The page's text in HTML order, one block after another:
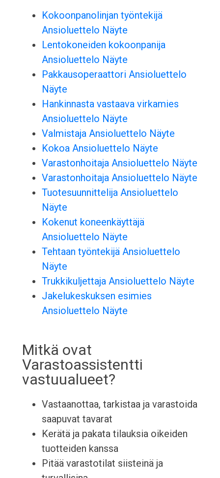
Kokoonpanolinjan työntekijä
Ansioluettelo Näyte
Lentokoneiden kokoonpanija
Ansioluettelo Näyte
Pakkausoperaattori Ansioluettelo
Näyte
Hankinnasta vastaava virkamies
Ansioluettelo Näyte
Valmistaja Ansioluettelo Näyte
Kokoa Ansioluettelo Näyte
Varastonhoitaja Ansioluettelo Näyte
Varastonhoitaja Ansioluettelo Näyte
Tuotesuunnittelija Ansioluettelo
Näyte
Kokenut koneenkäyttäjä
Ansioluettelo Näyte
Tehtaan työntekijä Ansioluettelo
Näyte
Trukkikuljettaja Ansioluettelo Näyte
Jakelukeskuksen esimies
Ansioluettelo Näyte
Mitkä ovat
Varastoassistentti
vastuualueet?
Vastaanottaa, tarkistaa ja varastoida
saapuvat tavarat
Kerätä ja pakata tilauksia oikeiden
tuotteiden kanssa
Pitää varastotilat siisteinä ja